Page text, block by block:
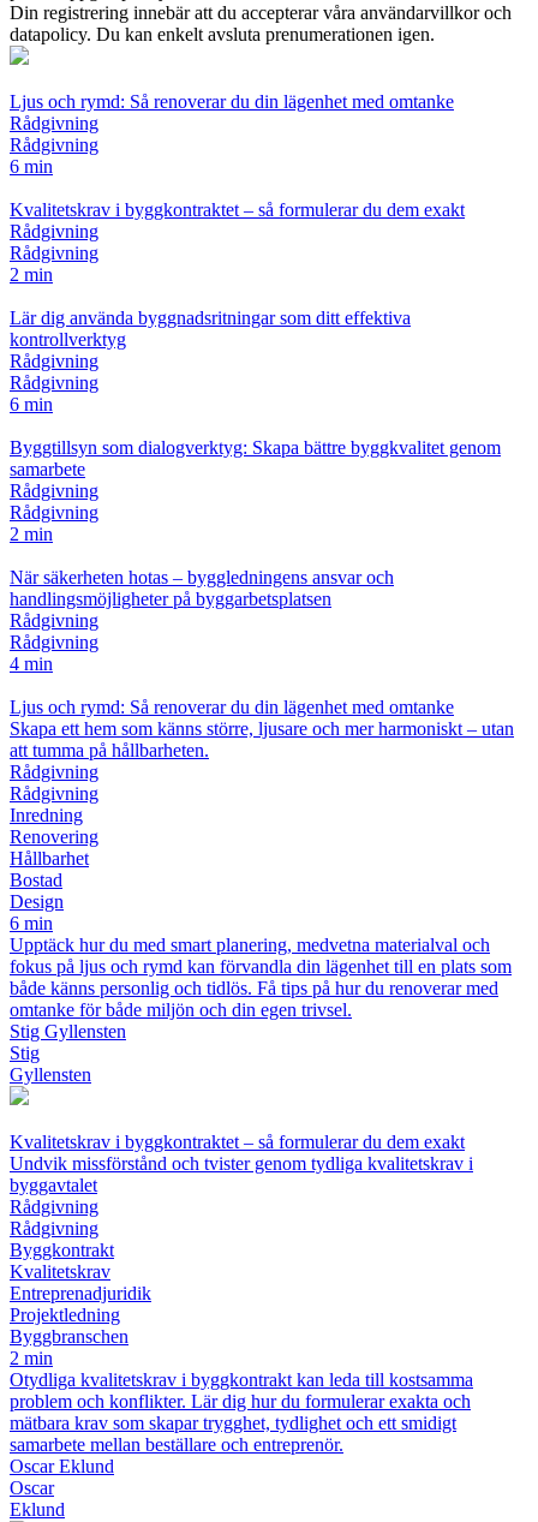
Din registrering innebär att du accepterar våra användarvillkor och
datapolicy. Du kan enkelt avsluta prenumerationen igen.
Ljus och rymd: Så renoverar du din lägenhet med omtanke
Rådgivning
Rådgivning
6 min
Kvalitetskrav i byggkontraktet – så formulerar du dem exakt
Rådgivning
Rådgivning
2 min
Lär dig använda byggnadsritningar som ditt effektiva
kontrollverktyg
Rådgivning
Rådgivning
6 min
Byggtillsyn som dialogverktyg: Skapa bättre byggkvalitet genom
samarbete
Rådgivning
Rådgivning
2 min
När säkerheten hotas – byggledningens ansvar och
handlingsmöjligheter på byggarbetsplatsen
Rådgivning
Rådgivning
4 min
Ljus och rymd: Så renoverar du din lägenhet med omtanke
Skapa ett hem som känns större, ljusare och mer harmoniskt – utan
att tumma på hållbarheten.
Rådgivning
Rådgivning
Inredning
Renovering
Hållbarhet
Bostad
Design
6 min
Upptäck hur du med smart planering, medvetna materialval och
fokus på ljus och rymd kan förvandla din lägenhet till en plats som
både känns personlig och tidlös. Få tips på hur du renoverar med
omtanke för både miljön och din egen trivsel.
Stig Gyllensten
Stig
Gyllensten
Kvalitetskrav i byggkontraktet – så formulerar du dem exakt
Undvik missförstånd och tvister genom tydliga kvalitetskrav i
byggavtalet
Rådgivning
Rådgivning
Byggkontrakt
Kvalitetskrav
Entreprenadjuridik
Projektledning
Byggbranschen
2 min
Otydliga kvalitetskrav i byggkontrakt kan leda till kostsamma
problem och konflikter. Lär dig hur du formulerar exakta och
mätbara krav som skapar trygghet, tydlighet och ett smidigt
samarbete mellan beställare och entreprenör.
Oscar Eklund
Oscar
Eklund